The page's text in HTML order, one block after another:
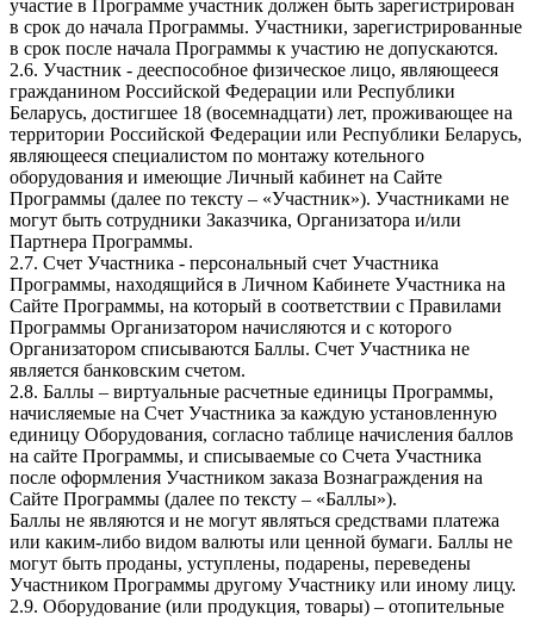
участие в Программе участник должен быть зарегистрирован
в срок до начала Программы. Участники, зарегистрированные
в срок после начала Программы к участию не допускаются.
2.6. Участник - дееспособное физическое лицо, являющееся
гражданином Российской Федерации или Республики
Беларусь, достигшее 18 (восемнадцати) лет, проживающее на
территории Российской Федерации или Республики Беларусь,
являющееся специалистом по монтажу котельного
оборудования и имеющие Личный кабинет на Сайте
Программы (далее по тексту – «Участник»). Участниками не
могут быть сотрудники Заказчика, Организатора и/или
Партнера Программы.
2.7. Счет Участника - персональный счет Участника
Программы, находящийся в Личном Кабинете Участника на
Сайте Программы, на который в соответствии с Правилами
Программы Организатором начисляются и с которого
Организатором списываются Баллы. Счет Участника не
является банковским счетом.
2.8. Баллы – виртуальные расчетные единицы Программы,
начисляемые на Счет Участника за каждую установленную
единицу Оборудования, согласно таблице начисления баллов
на сайте Программы, и списываемые со Счета Участника
после оформления Участником заказа Вознаграждения на
Сайте Программы (далее по тексту – «Баллы»).
Баллы не являются и не могут являться средствами платежа
или каким-либо видом валюты или ценной бумаги. Баллы не
могут быть проданы, уступлены, подарены, переведены
Участником Программы другому Участнику или иному лицу.
2.9. Оборудование (или продукция, товары) – отопительные